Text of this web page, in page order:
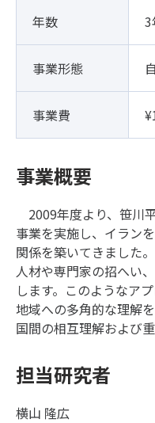
年数 3
事業形態
事業費
事業概要
2009年度より、笹川
事業を実施し、イラン
関係を築いてきました
人材や専門家の招へい
します。このようなア
地域への多角的な理解
国間の相互理解および
担当研究者
横山 隆広